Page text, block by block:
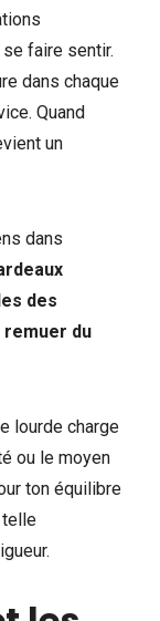
faire sentir.
dans chaque
Quand
un
dans
des
remuer du
lourde charge
ou le moyen
ton équilibre
telle